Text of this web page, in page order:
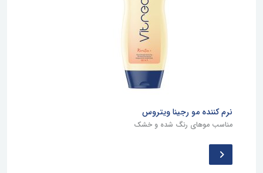
نرم کننده مو رجینا ویتروس
مناسب موهای رنگ شده و خشک